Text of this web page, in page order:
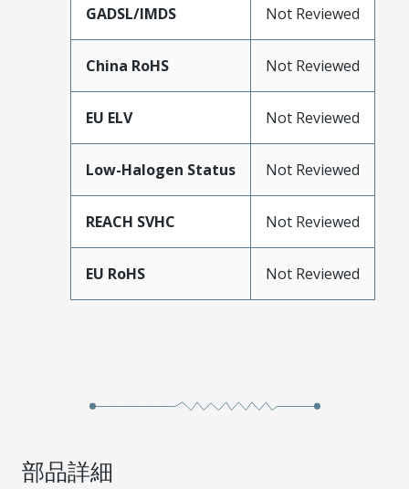
GADSL/IMDS Not Reviewed
China RoHS Not Reviewed
EU ELV Not Reviewed
Low-Halogen Status Not Reviewed
REACH SVHC Not Reviewed
EU RoHS Not Reviewed
部品詳細